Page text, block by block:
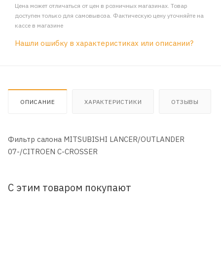
Цена может отличаться от цен в розничных магазинах. Товар
доступен только для самовывоза. Фактическую цену уточняйте на
кассе в магазине
Нашли ошибку в характеристиках или описании?
ОПИСАНИЕ ХАРАКТЕРИСТИКИ ОТЗЫВЫ
Фильтр салона MITSUBISHI LANCER/OUTLANDER
07-/CITROEN C-CROSSER
С этим товаром покупают